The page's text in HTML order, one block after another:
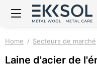
Home Secteurs de marché
Laine d'acier de